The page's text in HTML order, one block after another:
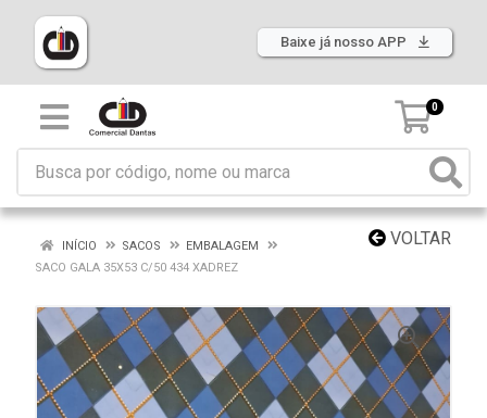
Baixe já nosso APP
0
VOLTAR
INÍCIO SACOS
EMBALAGEM
SACO GALA 35X53 C/50 434 XADREZ